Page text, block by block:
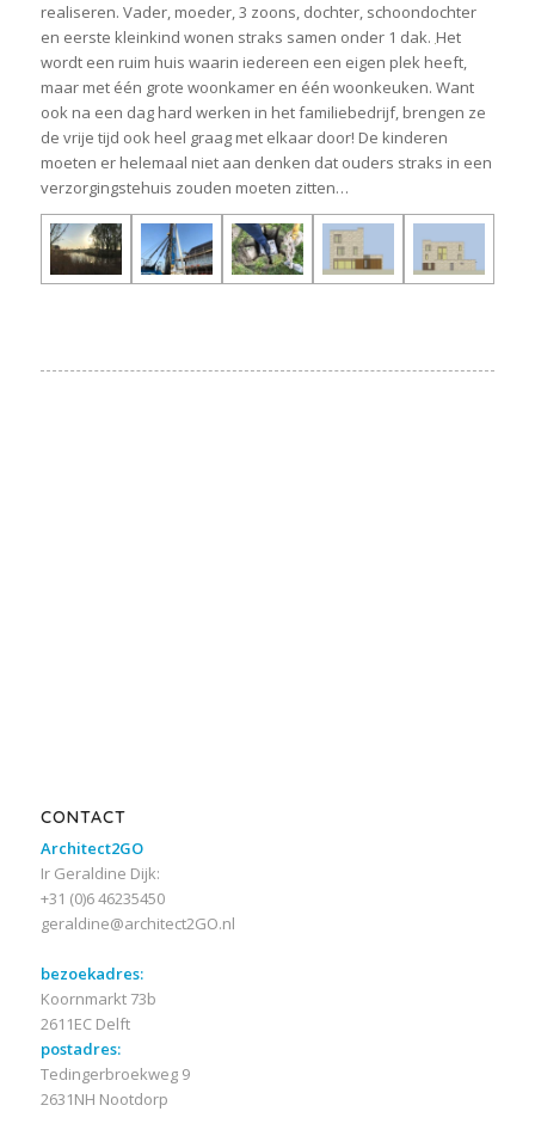
realiseren. Vader, moeder, 3 zoons, dochter, schoondochter
en eerste kleinkind wonen straks samen onder 1 dak. Het
wordt een ruim huis waarin iedereen een eigen plek heeft,
maar met één grote woonkamer en één woonkeuken. Want
ook na een dag hard werken in het familiebedrijf, brengen ze
de vrije tijd ook heel graag met elkaar door! De kinderen
moeten er helemaal niet aan denken dat ouders straks in een
verzorgingstehuis zouden moeten zitten…
CONTACT
Architect2GO
Ir Geraldine Dijk:
+31 (0)6 46235450
geraldine@architect2GO.nl
bezoekadres:
Koornmarkt 73b
2611EC Delft
postadres:
Tedingerbroekweg 9
2631NH Nootdorp